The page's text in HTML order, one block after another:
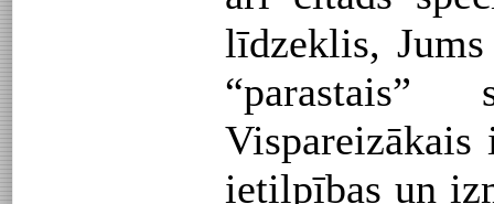
līdzeklis,
“parastais”
Vispareizākais
ietilpības un